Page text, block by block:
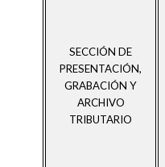
SECCIÓN DE
PRESENTACIÓN,
GRABACIÓN Y
ARCHIVO
TRIBUTARIO